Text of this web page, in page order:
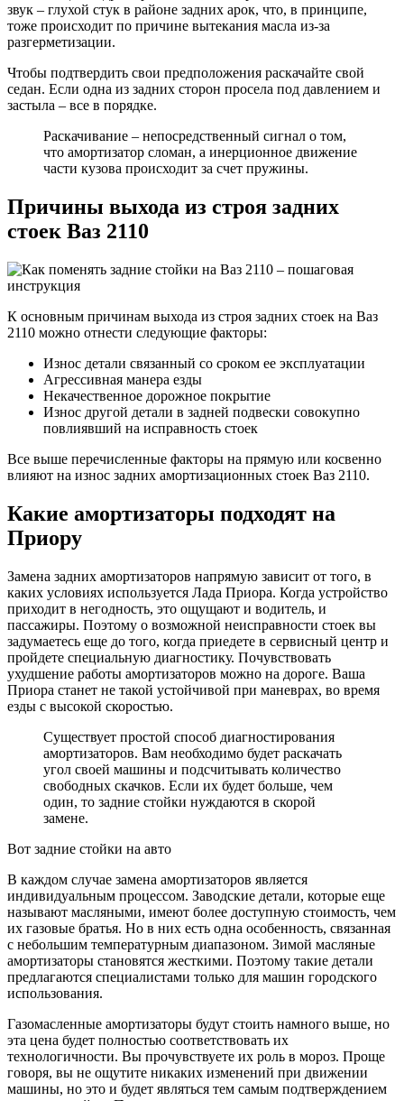
звук – глухой стук в районе задних арок, что, в принципе,
тоже происходит по причине вытекания масла из-за
разгерметизации.
Чтобы подтвердить свои предположения раскачайте свой
седан. Если одна из задних сторон просела под давлением и
застыла – все в порядке.
Раскачивание – непосредственный сигнал о том,
что амортизатор сломан, а инерционное движение
части кузова происходит за счет пружины.
Причины выхода из строя задних
стоек Ваз 2110
К основным причинам выхода из строя задних стоек на Ваз
2110 можно отнести следующие факторы:
Износ детали связанный со сроком ее эксплуатации
Агрессивная манера езды
Некачественное дорожное покрытие
Износ другой детали в задней подвески совокупно
повлиявший на исправность стоек
Все выше перечисленные факторы на прямую или косвенно
влияют на износ задних амортизационных стоек Ваз 2110.
Какие амортизаторы подходят на
Приору
Замена задних амортизаторов напрямую зависит от того, в
каких условиях используется Лада Приора. Когда устройство
приходит в негодность, это ощущают и водитель, и
пассажиры. Поэтому о возможной неисправности стоек вы
задумаетесь еще до того, когда приедете в сервисный центр и
пройдете специальную диагностику. Почувствовать
ухудшение работы амортизаторов можно на дороге. Ваша
Приора станет не такой устойчивой при маневрах, во время
езды с высокой скоростью.
Существует простой способ диагностирования
амортизаторов. Вам необходимо будет раскачать
угол своей машины и подсчитывать количество
свободных скачков. Если их будет больше, чем
один, то задние стойки нуждаются в скорой
замене.
Вот задние стойки на авто
В каждом случае замена амортизаторов является
индивидуальным процессом. Заводские детали, которые еще
называют масляными, имеют более доступную стоимость, чем
их газовые братья. Но в них есть одна особенность, связанная
с небольшим температурным диапазоном. Зимой масляные
амортизаторы становятся жесткими. Поэтому такие детали
предлагаются специалистами только для машин городского
использования.
Газомасленные амортизаторы будут стоить намного выше, но
эта цена будет полностью соответствовать их
технологичности. Вы прочувствуете их роль в мороз. Проще
говоря, вы не ощутите никаких изменений при движении
машины, но это и будет являться тем самым подтверждением